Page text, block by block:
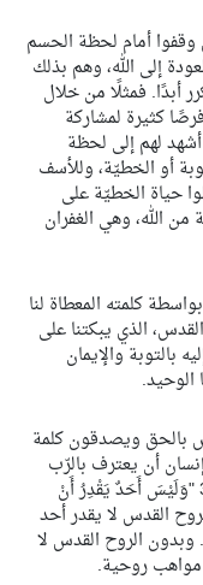
وقفوا أمام لحظة الحسم
إلى الله، وهم بذلك
أبدًا. فمثلًا من خلال
كثيرة لمشاركة
لهم إلى لحظة
أو الخطيّة، وللأسف
حياة الخطيّة على
الله، وهي الغفران
كلمته المعطاة لنا
الذي يبكتنا على
بالتوبة والإيمان
بالحق ويصدقون كلمة
أن يعترف بالرّب
يسوع المسيح. نقرأ في كورنثوس الأولى 3:12 "وَلَيْسَ أَحَدٌ يَقْدِرُ أَنْ
القدس لا يقدر أحد
الروح القدس لا
مواهب روحية.